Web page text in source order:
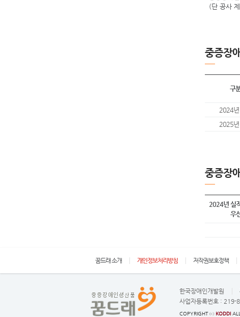
(단 공사
중증장
구
2024년
2025년
중증장
2024년 실
우
꿈드래 소개 개인정보처리방침 저작권보호정책
한국장애인개발원
사업자등록번호 : 219-
COPYRIGHT ⓒ KODDI